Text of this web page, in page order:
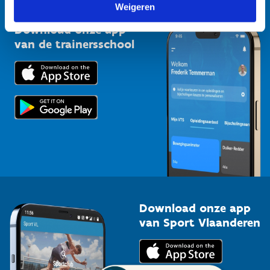
Weigeren
Bedrijven
Trainers en begeleiders
Topsporters
Kennisplatform
Downloads
Voor de pers
Download onze app
van de trainersschool
Download onze app
van Sport Vlaanderen